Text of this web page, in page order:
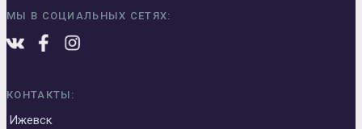
МЫ В СОЦИАЛЬНЫХ СЕТЯХ:
КОНТАКТЫ:
Ижевск